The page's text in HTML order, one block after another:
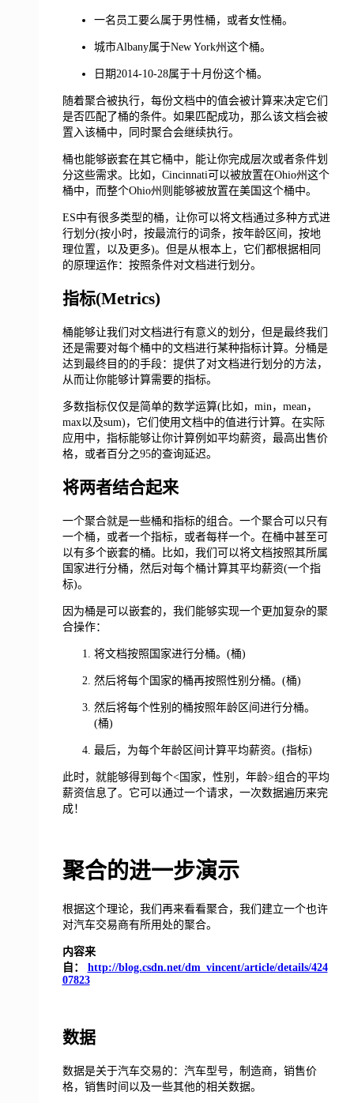
一名员工要么属于男性桶，或者女性桶。
城市Albany属于New York州这个桶。
日期2014-10-28属于十月份这个桶。
随着聚合被执行，每份文档中的值会被计算来决定它们
是否匹配了桶的条件。如果匹配成功，那么该文档会被
置入该桶中，同时聚合会继续执行。
桶也能够嵌套在其它桶中，能让你完成层次或者条件划
分这些需求。比如，Cincinnati可以被放置在Ohio州这个
桶中，而整个Ohio州则能够被放置在美国这个桶中。
ES中有很多类型的桶，让你可以将文档通过多种方式进
行划分(按小时，按最流行的词条，按年龄区间，按地
理位置，以及更多)。但是从根本上，它们都根据相同
的原理运作：按照条件对文档进行划分。
指标(Metrics)
桶能够让我们对文档进行有意义的划分，但是最终我们
还是需要对每个桶中的文档进行某种指标计算。分桶是
达到最终目的的手段：提供了对文档进行划分的方法，
从而让你能够计算需要的指标。
多数指标仅仅是简单的数学运算(比如，min，mean，
max以及sum)，它们使用文档中的值进行计算。在实际
应用中，指标能够让你计算例如平均薪资，最高出售价
格，或者百分之95的查询延迟。
将两者结合起来
一个聚合就是一些桶和指标的组合。一个聚合可以只有
一个桶，或者一个指标，或者每样一个。在桶中甚至可
以有多个嵌套的桶。比如，我们可以将文档按照其所属
国家进行分桶，然后对每个桶计算其平均薪资(一个指
标)。
因为桶是可以嵌套的，我们能够实现一个更加复杂的聚
合操作：
将文档按照国家进行分桶。(桶)
然后将每个国家的桶再按照性别分桶。(桶)
然后将每个性别的桶按照年龄区间进行分桶。
(桶)
最后，为每个年龄区间计算平均薪资。(指标)
此时，就能够得到每个<国家，性别，年龄>组合的平均
薪资信息了。它可以通过一个请求，一次数据遍历来完
成！
聚合的进一步演示
根据这个理论，我们再来看看聚合，我们建立一个也许
对汽车交易商有所用处的聚合。
内容来
自： http://blog.csdn.net/dm_vincent/article/details/424
07823
数据
数据是关于汽车交易的：汽车型号，制造商，销售价
格，销售时间以及一些其他的相关数据。